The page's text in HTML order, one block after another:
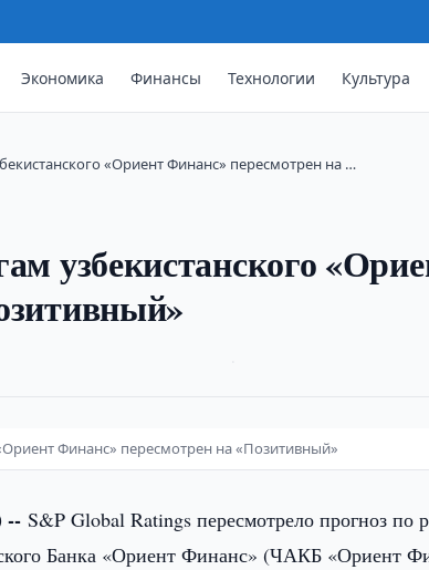
Экономика Финансы Технологии Культура
«Ориент Финанс» пересмотрен на …
узбекистанского
Финанс» пересмотрен на «Позитивный»
--S&P Global Ratings пересмотрело прогноз по
Банка «Ориент Финанс» (ЧАКБ «Ориент